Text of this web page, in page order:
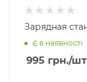
Зарядная
Є в наявності
995 грн./шт